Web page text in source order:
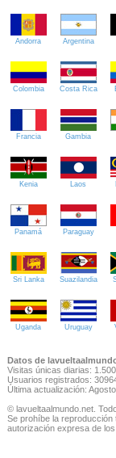
Andorra Argentina
Colombia Costa Rica
Francia Gambia
Kenia Laos
Panamá Paraguay
Sri Lanka Suazilandia
Uganda Uruguay
Datos de
Visitas únicas diarias: 1.500
Usuarios registrados:
Última actualización:
© lavueltaalmundo.net.
Se prohíbe la
autorización expresa de los